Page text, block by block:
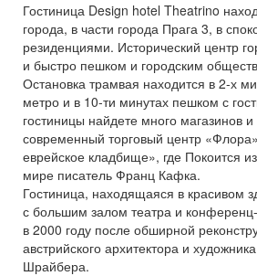
Гостиница Design hotel Theatrino
города, в части города Прага 3, в
резиденциями. Исторический центр
и быстро пешком и городским
Остановка трамвая находится в 2-х
метро и в 10-ти минутах пешком с
гостиницы найдете много магазинов
современный торговый центр
еврейское кладбище», где Покоится
мире писатель Франц Кафка.
Гостиница, находящаяся в красивом
с большим залом театра и
в 2000 году после обширной
австрийского архитектора и
Шрайбера.